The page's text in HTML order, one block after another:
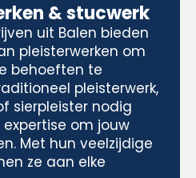
& stucwerk
uit Balen bieden
pleisterwerken om
behoeften te
pleisterwerk,
sierpleister nodig
om jouw
Met hun veelzijdige
ze aan elke